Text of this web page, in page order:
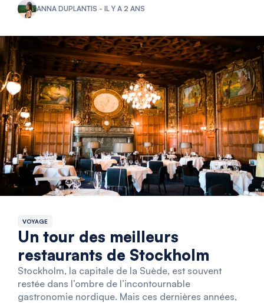
ANNA DUPLANTIS - IL Y A 2 ANS
VOYAGE
Un tour des meilleurs
restaurants de Stockholm
Stockholm, la capitale de la Suède, est souvent
restée dans l’ombre de l’incontournable
gastronomie nordique. Mais ces dernières années,